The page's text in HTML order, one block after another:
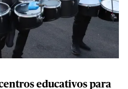
educativos para